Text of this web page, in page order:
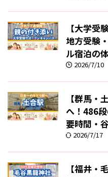
【大学受
地方受験
ル宿泊の
2026/7/10
【群馬・
へ！486
要時間・
2026/7/17
【福井・